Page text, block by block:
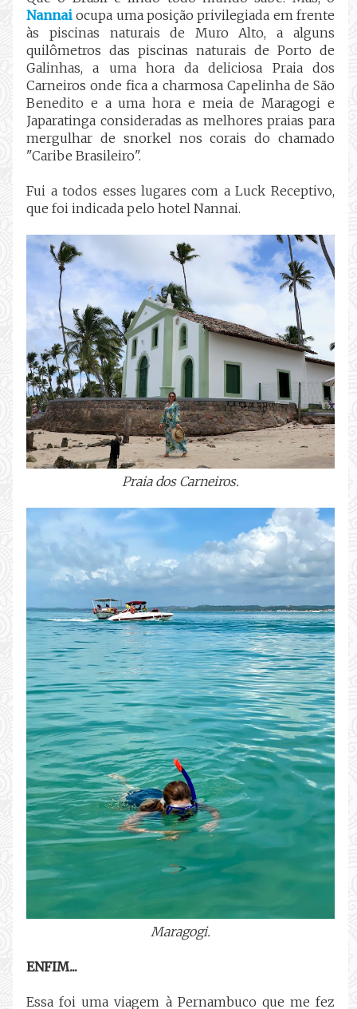
Nannaiocupa uma posição privilegiada em frente
às piscinas naturais de Muro Alto, a alguns
quilômetros das piscinas naturais de Porto de
Galinhas, a uma hora da deliciosa Praia dos
Carneiros onde fica a charmosa Capelinha de São
Benedito e a uma hora e meia de Maragogi e
Japaratinga consideradas as melhores praias para
mergulhar de snorkel nos corais do chamado
"Caribe Brasileiro".
Fui a todos esses lugares com a Luck Receptivo,
que foi indicada pelo hotel Nannai.
Praia dos Carneiros.
Maragogi.
ENFIM...
Essa foi uma viagem à Pernambuco que me fez